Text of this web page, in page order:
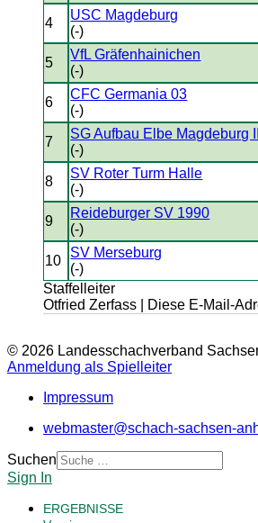
4
USC Magdeburg
(-)
5
VfL Gräfenhainichen
(-)
6
CFC Germania 03
(-)
7
SG Aufbau Elbe Magdeburg III
(-)
8
SV Roter Turm Halle
(-)
9
Reideburger SV 1990
(-)
10
SV Merseburg
(-)
Staffelleiter
Otfried Zerfass |
Diese E-Mail-
© 2026 Landesschachverband
Anmeldung als Spielleiter
Impressum
webmaster@schach-sachsen-
Suchen
Sign In
ERGEBNISSE